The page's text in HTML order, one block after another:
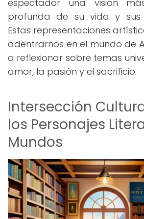
espectador una visión
profunda de su vida y sus
Estas representaciones
adentrarnos en el mundo de
a reflexionar sobre temas
amor, la pasión y el sacrificio.
Intersección
los Personajes
Mundos